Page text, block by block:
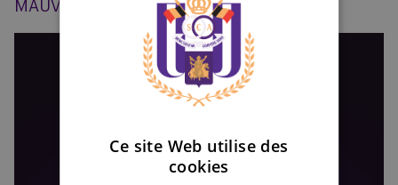
MAUVE TV
Ce site Web utilise des
cookies